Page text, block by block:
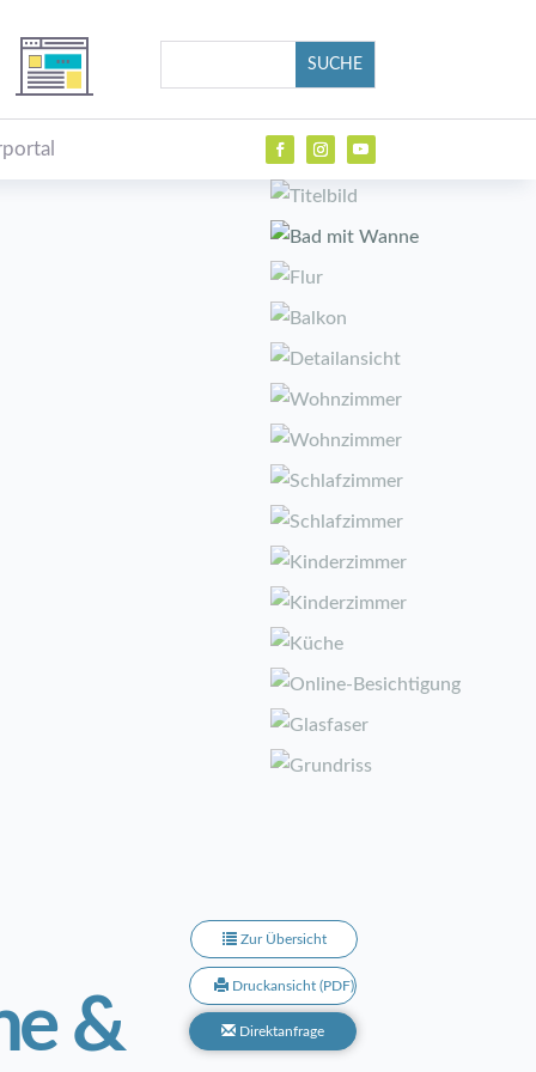
&
Zur Übersicht
Druckansicht (PDF)
Direktanfrage